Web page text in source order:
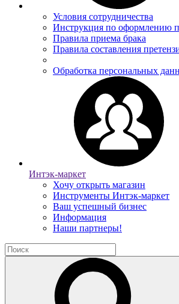
Условия сотрудничества
Инструкция по оформлению
Правила приема брака
Правила составления
Обработка персональных
Интэк-маркет
Хочу открыть магазин
Инструменты Интэк-маркет
Ваш успешный бизнес
Информация
Наши партнеры!